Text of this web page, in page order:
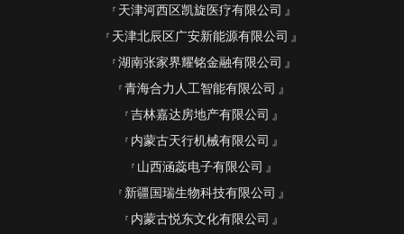
天津河西区凯旋医疗有限公司
天津北辰区广安新能源有限公司
湖南张家界耀铭金融有限公司
青海合力人工智能有限公司
吉林嘉达房地产有限公司
内蒙古天行机械有限公司
山西涵蕊电子有限公司
新疆国瑞生物科技有限公司
内蒙古悦东文化有限公司